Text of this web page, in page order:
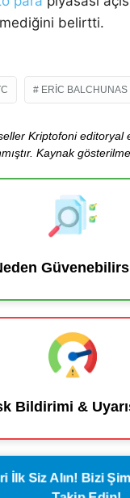
belirtti.
ERIC BALCHUNAS
Kriptofoni editoryal
Kaynak
Bildirimi &
İlk Siz Alın! Bizi